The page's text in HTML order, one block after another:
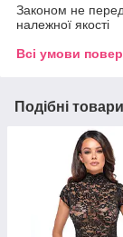
Законом не
належної якості
Всі умови
Подібні